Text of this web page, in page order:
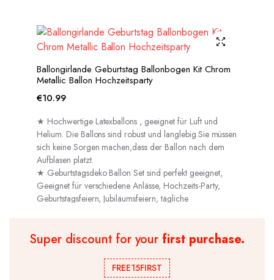
Ballongirlande Geburtstag Ballonbogen Kit Chrom
Metallic Ballon Hochzeitsparty
€10.99
★ Hochwertige Latexballons , geeignet für Luft und
Helium. Die Ballons sind robust und langlebig.Sie müssen
sich keine Sorgen machen,dass der Ballon nach dem
Aufblasen platzt.
★ Geburtstagsdeko Ballon Set sind perfekt geeignet,
Geeignet für verschiedene Anlässe, Hochzeits-Party,
Geburtstagsfeiern, Jubiläumsfeiern, tägliche
Super discount for yourfirst purchase.
FREE15FIRST